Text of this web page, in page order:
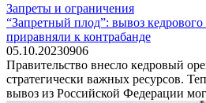
Запреты и ограничения
“Запретный плод”: вывоз кедрового
приравняли к контрабанде
05.10.20230906
Правительство внесло кедровый
стратегически важных ресурсов.
вывоз из Российской Федерации